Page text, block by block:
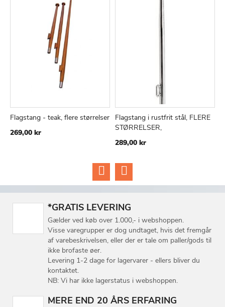
SAMMENLIGN
Flagstang - teak, flere størrelser
269,00 kr
Læg i kurv
TILFØJ
Flagstang i rustfrit stål, FLERE
STØRRELSER,
289,00 kr
*GRATIS LEVERING
Gælder ved køb over 1.000,- i webshoppen.
Visse varegrupper er dog undtaget, hvis det fremgår
af varebeskrivelsen, eller der er tale om paller/gods til
ikke brofaste øer.
Levering 1-2 dage for lagervarer - ellers bliver du
kontaktet.
NB: Vi har ikke lagerstatus i webshoppen.
MERE END 20 ÅRS ERFARING